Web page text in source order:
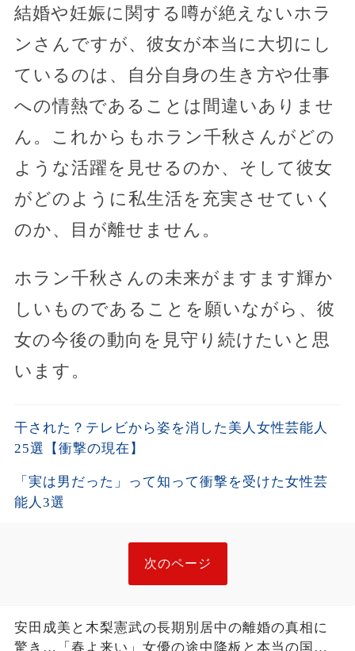
結婚や妊娠に関する噂が絶えないホラ
ンさんですが、彼女が本当に大切にし
ているのは、自分自身の生き方や仕事
への情熱であることは間違いありませ
ん。これからもホラン千秋さんがどの
ような活躍を見せるのか、そして彼女
がどのように私生活を充実させていく
のか、目が離せません。
ホラン千秋さんの未来がますます輝か
しいものであることを願いながら、彼
女の今後の動向を見守り続けたいと思
います。
干された？テレビから姿を消した美人女性芸能人
25選【衝撃の現在】
「実は男だった」って知って衝撃を受けた女性芸
能人3選
次のページ
安田成美と木梨憲武の長期別居中の離婚の真相に
驚き…「春よ来い」女優の途中降板と本当の国籍